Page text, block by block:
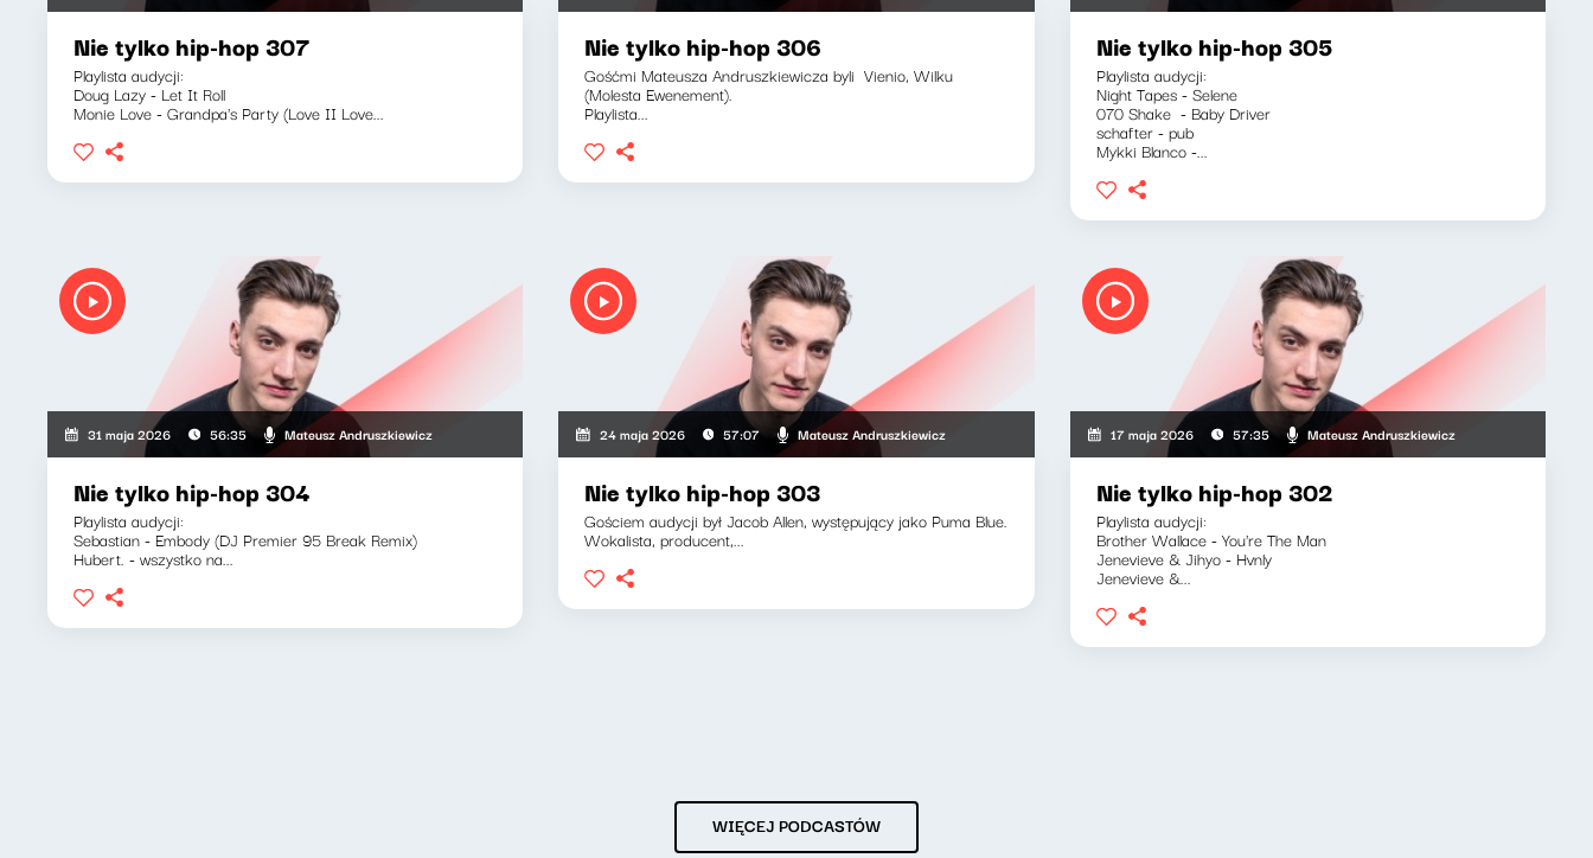
Nie tylko hip-hop 307
Playlista audycji:
Doug Lazy - Let It Roll
Monie Love - Grandpa's Party (Love II Love...
Nie tylko hip-hop 306
Gośćmi Mateusza Andruszkiewicza byli Vienio, Wilku
(Molesta Ewenement).
Playlista...
Nie tylko hip-hop 305
Playlista audycji:
Night Tapes - Selene
070 Shake - Baby Driver
schafter - pub
Mykki Blanco -...
31 maja 2026 56:35 Mateusz Andruszkiewicz
Nie tylko hip-hop 304
Playlista audycji:
Sebastian - Embody (DJ Premier 95 Break Remix)
Hubert. - wszystko na...
24 maja 2026 57:07 Mateusz Andruszkiewicz
Nie tylko hip-hop 303
Gościem audycji był Jacob Allen, występujący jako Puma Blue.
Wokalista, producent,...
17 maja 2026 57:35 Mateusz Andruszkiewicz
Nie tylko hip-hop 302
Playlista audycji:
Brother Wallace - You're The Man
Jenevieve & Jihyo - Hvnly
Jenevieve &...
WIĘCEJ PODCASTÓW